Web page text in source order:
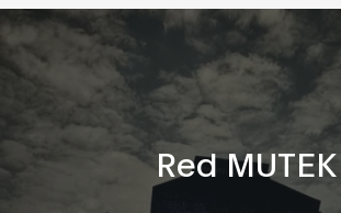
Red MUTEK